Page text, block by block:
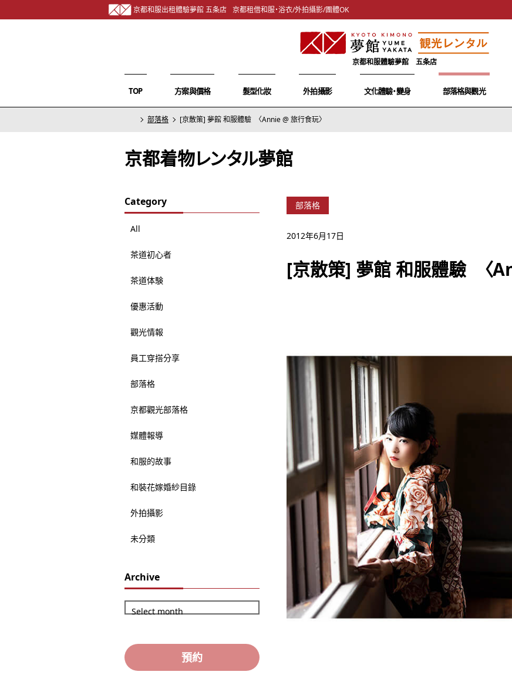
京都和服出租體驗夢館 五条店 京都租借和服・浴衣/外拍攝影/團體OK
京都和服體驗夢館 五条店
TOP 方案與價格 髮型化妝 外拍攝影 文化體驗・變身 部落格與觀光
部落格 [京散策] 夢館 和服體驗 〈Annie @ 旅行食玩〉
京都着物レンタル夢館
Category
All
茶道初心者
茶道体験
優惠活動
觀光情報
員工穿搭分享
部落格
京都觀光部落格
媒體報導
和服的故事
和裝花嫁婚紗目錄
外拍攝影
未分類
Archive
Select month
預約
部落格
2012年6月17日
[京散策] 夢館 和服體驗 〈